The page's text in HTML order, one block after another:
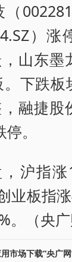
）涨
山东墨
下跌板
融捷股
。
沪指涨
业板指
。（央广
市场下载“央广